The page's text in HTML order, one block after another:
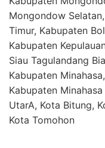
Mongondow
Timur, Kabupaten
Kabupaten
Siau Tagulandang
Kabupaten
Kabupaten
UtarA, Kota Bitung,
Kota Tomohon